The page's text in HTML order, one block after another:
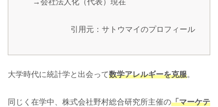
引用元：サトウマイのプロフィール
大学時代に統計学と出会って数学アレルギーを克服。
同じく在学中、株式会社野村総合研究所主催の「マーケテ